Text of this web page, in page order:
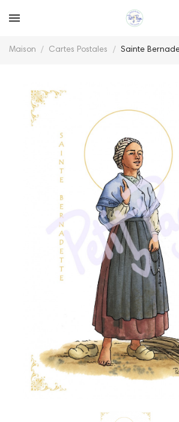
Maison Cartes Postales Sainte